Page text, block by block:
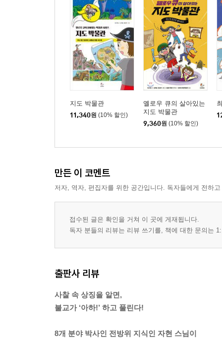
지도 박물관
11,340원 (10% 할인)
옐로우 큐의 살아있는
지도 박물관
9,360원 (10% 할인)
만든 이 코멘트
저자, 역자, 편집자를 위한 공간입니다. 독자들에게 전하
접수된 글은 확인을 거쳐 이 곳에 게재됩니다.
독자 분들의 리뷰는 리뷰 쓰기를, 책에 대한 문의는
출판사 리뷰
사찰 속 상징을 알면,
불교가 ‘아하!’ 하고 풀린다!
8개 분야 박사인 전방위 지식인 자현 스님이